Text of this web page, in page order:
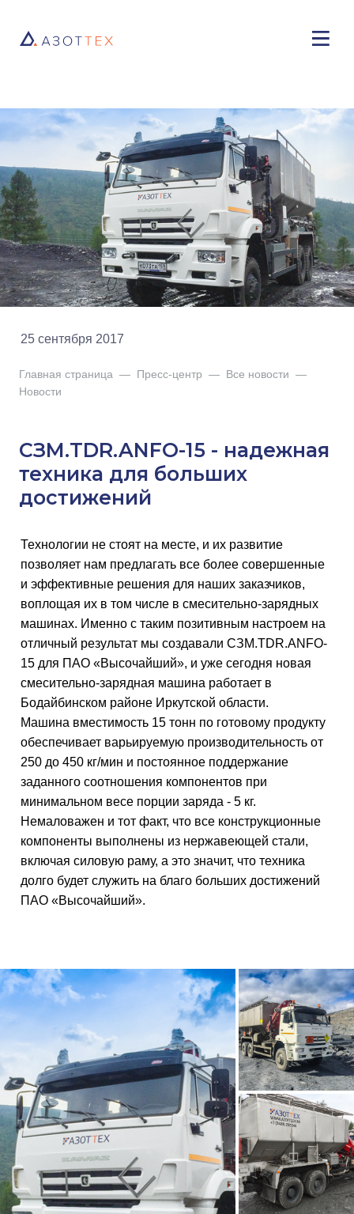
Главная страница — Пресс-центр — Все новости —
Новости
25 сентября 2017
СЗМ.TDR.ANFO-15 - надежная
техника для больших
достижений
Технологии не стоят на месте, и их развитие
позволяет нам предлагать все более совершенные
и эффективные решения для наших заказчиков,
воплощая их в том числе в смесительно-зарядных
машинах. Именно с таким позитивным настроем на
отличный результат мы создавали СЗМ.TDR.ANFO-
15 для ПАО «Высочайший», и уже сегодня новая
смесительно-зарядная машина работает в
Бодайбинском районе Иркутской области.
Машина вместимость 15 тонн по готовому продукту
обеспечивает варьируемую производительность от
250 до 450 кг/мин и постоянное поддержание
заданного соотношения компонентов при
минимальном весе порции заряда - 5 кг.
Немаловажен и тот факт, что все конструкционные
компоненты выполнены из нержавеющей стали,
включая силовую раму, а это значит, что техника
долго будет служить на благо больших достижений
ПАО «Высочайший».